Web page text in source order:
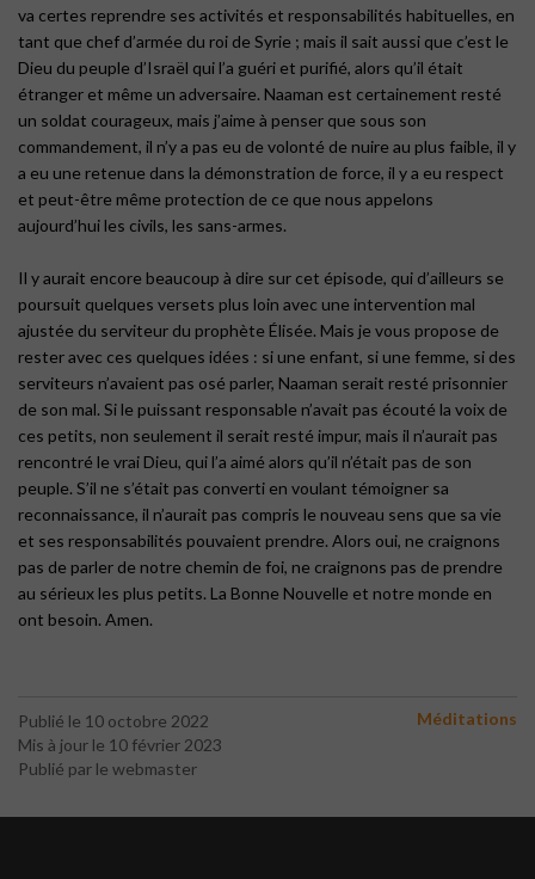
va certes reprendre ses activités et responsabilités habituelles, en
tant que chef d’armée du roi de Syrie ; mais il sait aussi que c’est le
Dieu du peuple d’Israël qui l’a guéri et purifié, alors qu’il était
étranger et même un adversaire. Naaman est certainement resté
un soldat courageux, mais j’aime à penser que sous son
commandement, il n’y a pas eu de volonté de nuire au plus faible, il y
a eu une retenue dans la démonstration de force, il y a eu respect
et peut-être même protection de ce que nous appelons
aujourd’hui les civils, les sans-armes.
Il y aurait encore beaucoup à dire sur cet épisode, qui d’ailleurs se
poursuit quelques versets plus loin avec une intervention mal
ajustée du serviteur du prophète Élisée. Mais je vous propose de
rester avec ces quelques idées : si une enfant, si une femme, si des
serviteurs n’avaient pas osé parler, Naaman serait resté prisonnier
de son mal. Si le puissant responsable n’avait pas écouté la voix de
ces petits, non seulement il serait resté impur, mais il n’aurait pas
rencontré le vrai Dieu, qui l’a aimé alors qu’il n’était pas de son
peuple. S’il ne s’était pas converti en voulant témoigner sa
reconnaissance, il n’aurait pas compris le nouveau sens que sa vie
et ses responsabilités pouvaient prendre. Alors oui, ne craignons
pas de parler de notre chemin de foi, ne craignons pas de prendre
au sérieux les plus petits. La Bonne Nouvelle et notre monde en
ont besoin. Amen.
Publié le 10 octobre 2022
Mis à jour le 10 février 2023
Publié par le webmaster
Méditations